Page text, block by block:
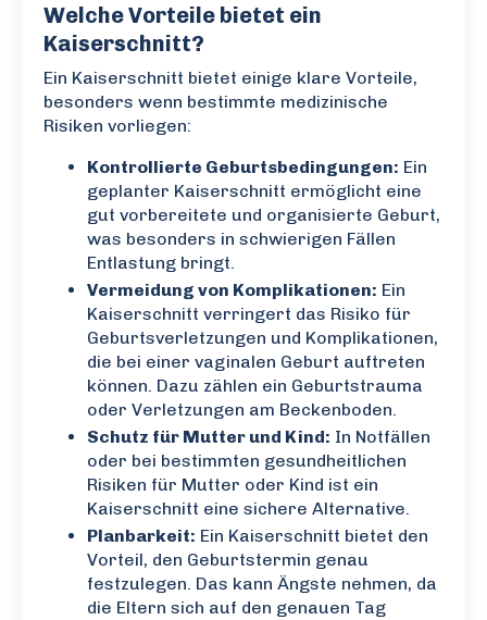
Welche Vorteile bietet ein
Kaiserschnitt?
Ein Kaiserschnitt bietet einige klare Vorteile,
besonders wenn bestimmte medizinische
Risiken vorliegen:
Kontrollierte Geburtsbedingungen: Ein
geplanter Kaiserschnitt ermöglicht eine
gut vorbereitete und organisierte Geburt,
was besonders in schwierigen Fällen
Entlastung bringt.
Vermeidung von Komplikationen: Ein
Kaiserschnitt verringert das Risiko für
Geburtsverletzungen und Komplikationen,
die bei einer vaginalen Geburt auftreten
können. Dazu zählen ein Geburtstrauma
oder Verletzungen am Beckenboden.
Schutz für Mutter und Kind: In Notfällen
oder bei bestimmten gesundheitlichen
Risiken für Mutter oder Kind ist ein
Kaiserschnitt eine sichere Alternative.
Planbarkeit: Ein Kaiserschnitt bietet den
Vorteil, den Geburtstermin genau
festzulegen. Das kann Ängste nehmen, da
die Eltern sich auf den genauen Tag